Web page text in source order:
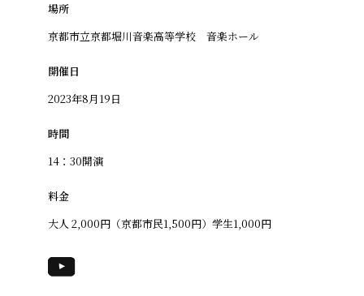
場所
京都市立京都堀川音楽高等学校 音楽ホール
開催日
2023年8月19日
時間
14：30開演
料金
大人 2,000円（京都市民1,500円）学生1,000円